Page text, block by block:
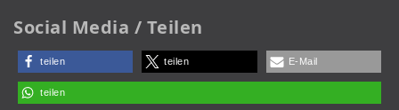
Social Media / Teilen
teilen teilen E-Mail
teilen